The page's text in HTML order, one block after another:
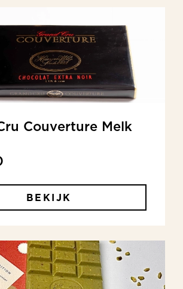
Couverture Melk
BEKIJK